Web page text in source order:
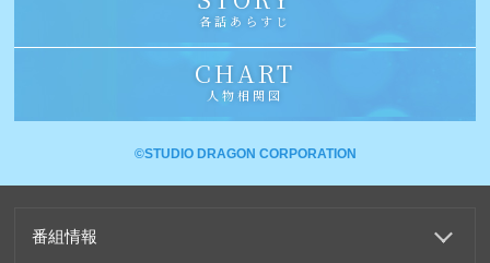
各話あらすじ
CHART
人物相関図
©STUDIO DRAGON CORPORATION
番組情報